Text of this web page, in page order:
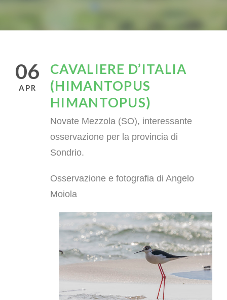
06
APR
CAVALIERE D’ITALIA
(HIMANTOPUS
HIMANTOPUS)
Novate Mezzola (SO), interessante
osservazione per la provincia di
Sondrio.
Osservazione e fotografia di Angelo
Moiola